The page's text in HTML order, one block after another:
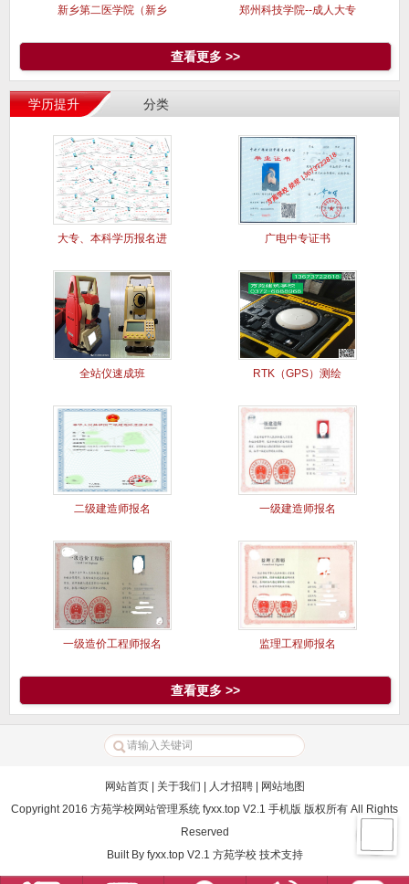
新乡第二医学院（新乡 郑州科技学院--成人大专
查看更多 >>
学历提升 分类
大专、本科学历报名进 广电中专证书
全站仪速成班 RTK（GPS）测绘
二级建造师报名 一级建造师报名
一级造价工程师报名 监理工程师报名
查看更多 >>
网站首页| 关于我们 人才招聘|
网站地图
Copyright 2016 方苑学校网站管理系统 fyxx.top V2.1 手机版 版权所有 All Rights
Reserved
Built By fyxx.top V2.1 方苑学校技术支持